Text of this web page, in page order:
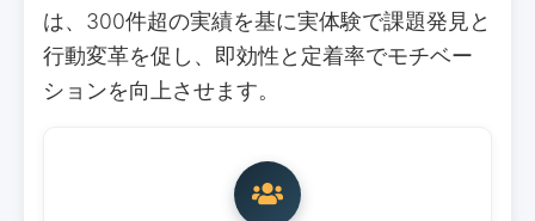
は、300件超の実績を基に実体験で課題発見と
行動変革を促し、即効性と定着率でモチベー
ションを向上させます。